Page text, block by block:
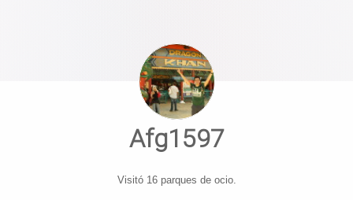
Afg1597
Visitó 16 parques de ocio.